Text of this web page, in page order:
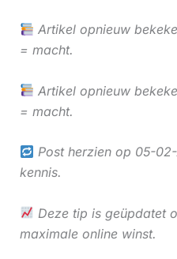
Artikel opnieuw
= macht.
Artikel opnieuw
= macht.
Post herzien op 05-
kennis.
Deze tip is geüpdatet
maximale online winst.